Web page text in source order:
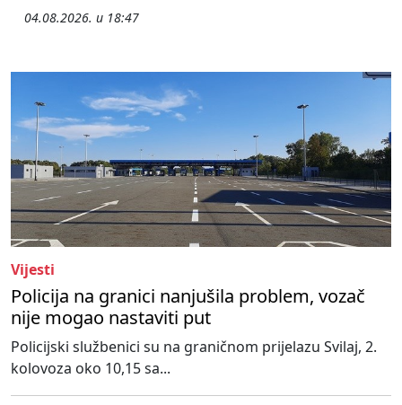
04.08.2026. u 18:47
Vijesti
Policija na granici nanjušila problem, vozač
nije mogao nastaviti put
Policijski službenici su na graničnom prijelazu Svilaj, 2.
kolovoza oko 10,15 sa...